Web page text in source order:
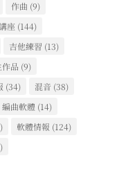
作曲 (9)
座 (144)
吉他練習 (13)
品 (9)
(34) 混音 (38)
編曲軟體 (14)
軟體情報 (124)